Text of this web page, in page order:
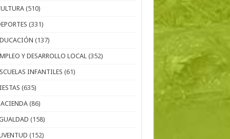
(510)
(331)
(137)
Y DESARROLLO LOCAL (352)
INFANTILES (61)
(635)
(86)
(158)
(152)